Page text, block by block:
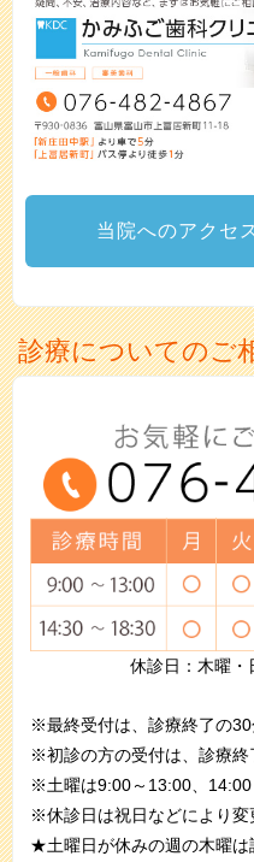
当院へのアクセ
診療についてのご
休診日：木曜・
※最終受付は、診療終了の30
※初診の方の受付は、診療終
※土曜は9:00～13:00、
※休診日は祝日などにより変
★土曜日が休みの週の木曜は